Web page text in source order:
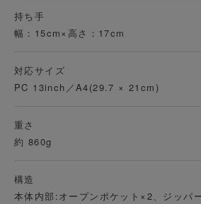
持ち手
幅：15cm×高さ：17cm
対応サイズ
PC 13inch／A4(29.7 × 21cm)
重さ
約 860g
構造
本体内部:オープンポケット×2、ジッパ